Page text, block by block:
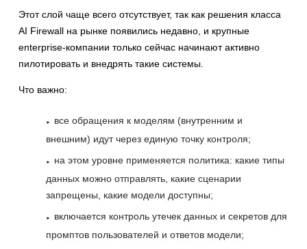
Этот слой чаще всего отсутствует, так как решения класса
AI Firewall на рынке появились недавно, и крупные
enterprise-компании только сейчас начинают активно
пилотировать и внедрять такие системы.
Что важно:
все обращения к моделям (внутренним и
внешним) идут через единую точку контроля;
на этом уровне применяется политика: какие типы
данных можно отправлять, какие сценарии
запрещены, какие модели доступны;
включается контроль утечек данных и секретов для
промптов пользователей и ответов модели;